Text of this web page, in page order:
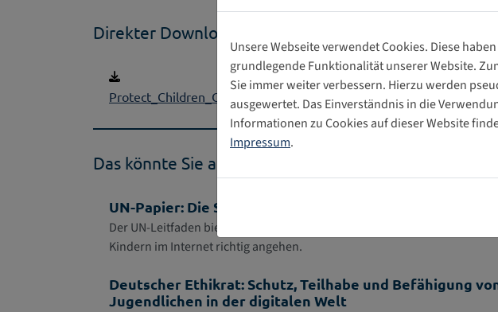
Direkter Download
Das könnte Sie auch interessieren
UN-Papier: Die Sicherheit von Kindern im Internet
Der UN-Leitfaden bietet einige Orientierungshilfen, um sicherzustellen,
Kindern im Internet richtig angehen.
Deutscher Ethikrat: Schutz, Teilhabe und Befähigung
Jugendlichen in der digitalen Welt
Unsere Webseite verwendet Cookies. Diese
grundlegende Funktionalität unserer Website.
Sie immer weiter verbessern. Hierzu werden
ausgewertet. Das Einverständnis in die
Informationen zu Cookies auf dieser Website
Impressum.